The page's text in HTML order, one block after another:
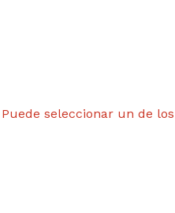
seleccionar un de